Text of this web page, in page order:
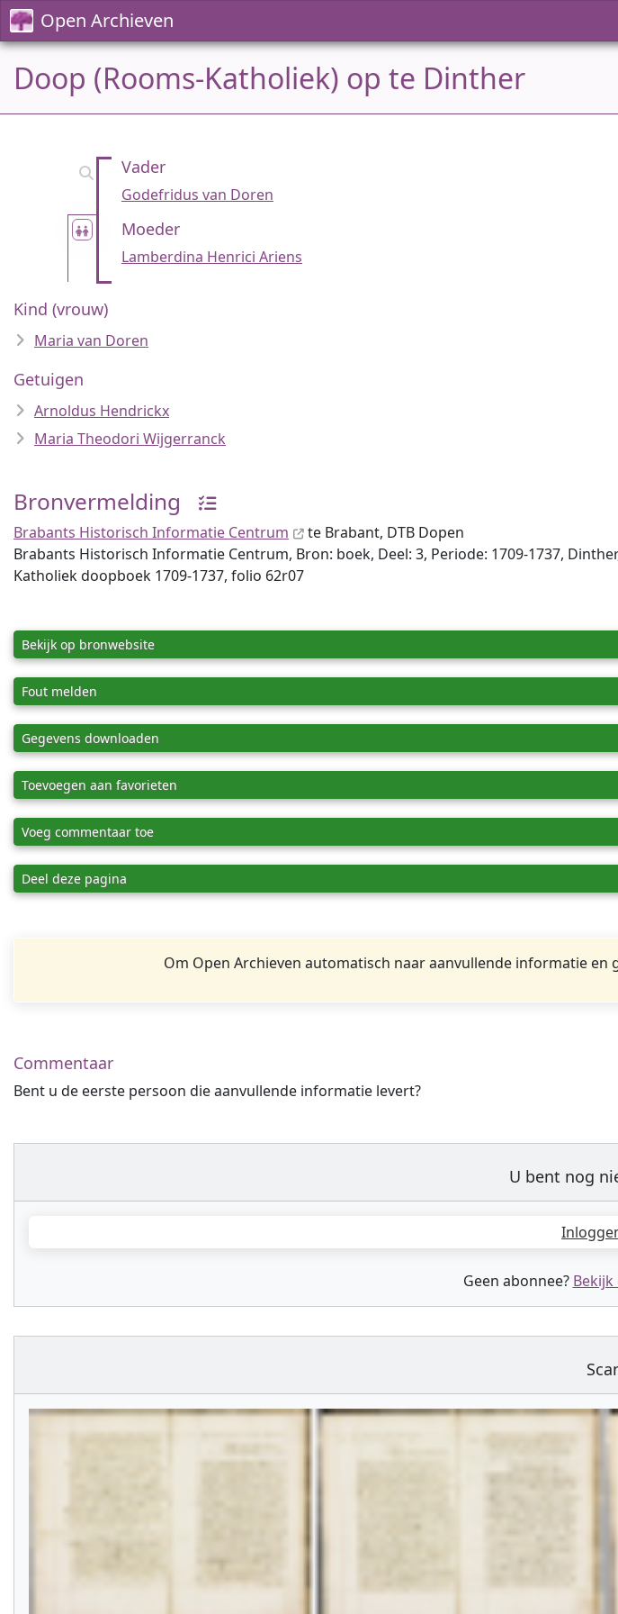
Open Archieven
Doop (Rooms-Katholiek) op te Dinther
Vader
Godefridus van Doren
Moeder
Lamberdina Henrici Ariens
Kind (vrouw)
Maria van Doren
Getuigen
Arnoldus Hendrickx
Maria Theodori Wijgerranck
Bronvermelding
Brabants Historisch Informatie Centrum
te Brabant, DTB Dopen
Brabants Historisch Informatie Centrum, Bron: boek, Deel: 3, Periode: 1709-1737,
Katholiek doopboek 1709-1737, folio 62r07
Bekijk op bronwebsite
Fout melden
Gegevens downloaden
Toevoegen aan favorieten
Voeg commentaar toe
Deel deze pagina
Om Open Archieven automatisch naar aanvullende informatie
Commentaar
Bent u de eerste persoon die aanvullende informatie levert?
U bent nog
Geen abonnee?